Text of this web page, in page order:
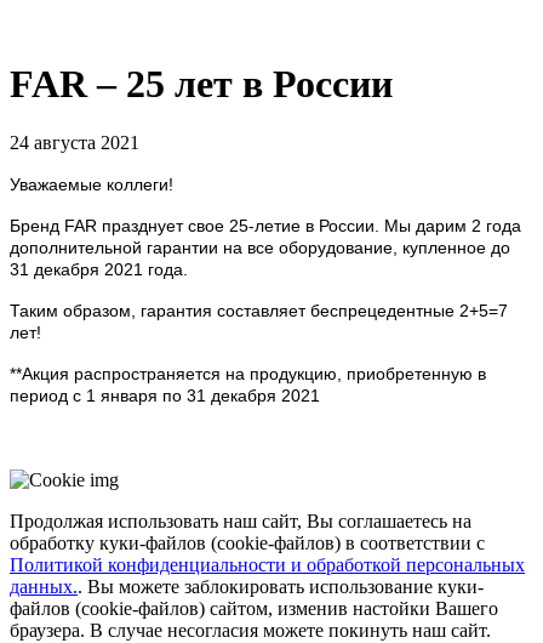
FAR – 25 лет в России
24 августа 2021
Уважаемые коллеги!
Бренд FAR празднует свое 25-летие в России. Мы дарим 2 года
дополнительной гарантии на все оборудование, купленное до
31 декабря 2021 года.
Таким образом, гарантия составляет беспрецедентные 2+5=7
лет!
**Акция распространяется на продукцию, приобретенную в
период с 1 января по 31 декабря 2021
Продолжая использовать наш сайт, Вы соглашаетесь на
обработку куки-файлов (cookie-файлов) в соответствии с
Политикой конфиденциальности и обработкой персональных
данных.. Вы можете заблокировать использование куки-
файлов (cookie-файлов) сайтом, изменив настойки Вашего
браузера. В случае несогласия можете покинуть наш сайт.